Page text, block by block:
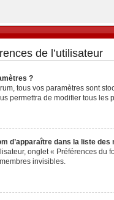
de l’utilisateur
?
tous vos paramètres sont
permettra de modifier tous les
d’apparaître dans la liste
onglet « Préférences du
invisibles.